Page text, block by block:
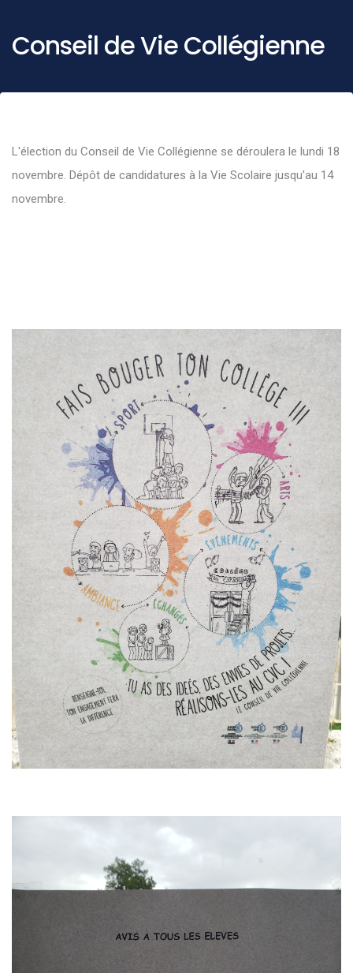
Conseil de Vie Collégienne
L'élection du Conseil de Vie Collégienne se déroulera le lundi 18
novembre. Dépôt de candidatures à la Vie Scolaire jusqu'au 14
novembre.